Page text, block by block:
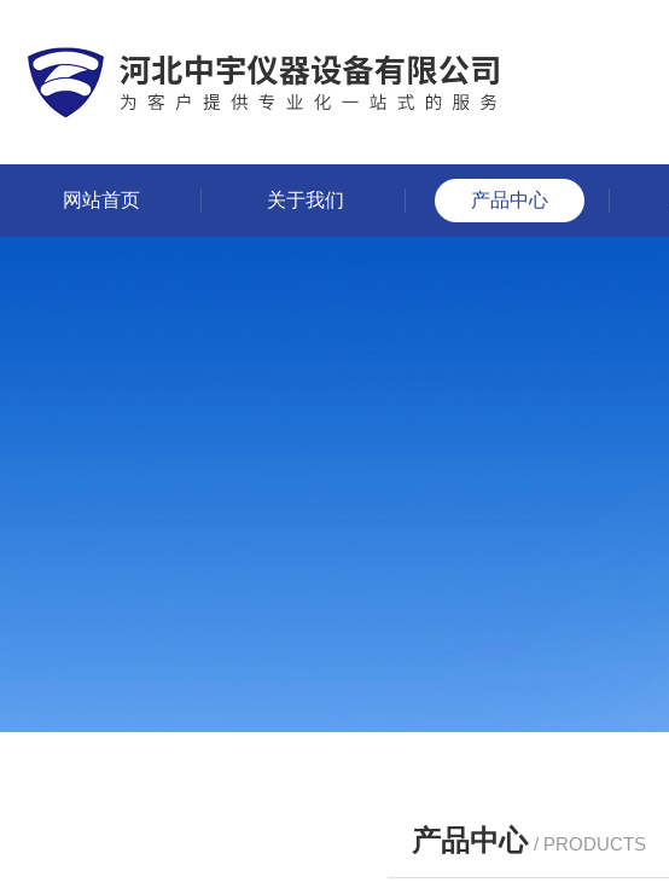
网站首页 关于我们 产品中心
产品中心 / PRODUCTS